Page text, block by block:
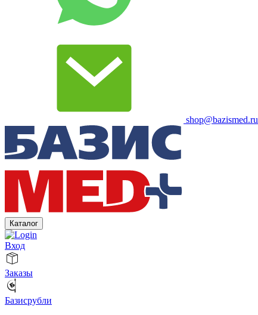
shop@bazismed.ru
Каталог
Вход
Заказы
Базисрубли